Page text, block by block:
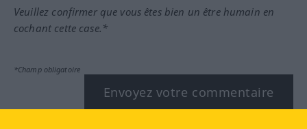
Veuillez confirmer que vous êtes bien un être humain en
cochant cette case.*
*Champ obligatoire
Envoyez votre commentaire